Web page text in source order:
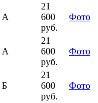
А
21
600
руб.
Фото
А
21
600
руб.
Фото
Б
21
600
руб.
Фото